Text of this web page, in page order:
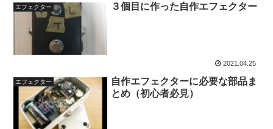
エフェクター ３個目に作った自作エフェクター
2021.04.25
エフェクター
自作エフェクターに必要な部品ま
とめ（初心者必見）